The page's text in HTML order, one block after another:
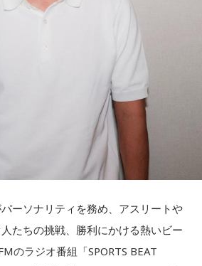
半は佐野海舟選手の素晴らしいイン
がありましたし、前半の終了間際に
間もありました。しかし、後半に入
を変えてきて、日本が一方的に押し
のなかで具体的な戦術が打ち出せな
手のなかに）もう少し具体的な戦略
要なのかなと素人目には思ってしま
然ありますし、それができれば一番
保監督は帰国後の会見で「戦術は後
っていたんです。どういうことかと
ーソナリティを務め、アスリートや
たちの挑戦、勝利にかける熱いビー
のラジオ番組「SPORTS BEAT